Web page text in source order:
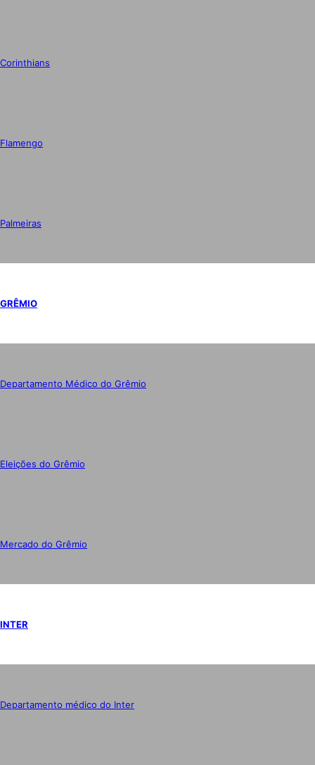
Corinthians
Flamengo
Palmeiras
GRÊMIO
Departamento Médico do Grêmio
Eleições do Grêmio
Mercado do Grêmio
INTER
Departamento médico do Inter